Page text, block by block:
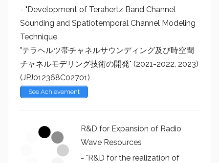
- "Development of Terahertz Band Channel
Sounding and Spatiotemporal Channel Modeling
Technique
"テラヘルツ帯チャネルサウンディング及び時空間
チャネルモデリング技術の開発" (2021-2022, 2023)
(JPJ012368C02701)
See Achievement
R&D for Expansion of Radio
Wave Resources
- "R&D for the realization of